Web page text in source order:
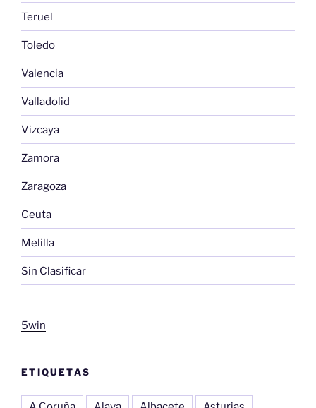
Teruel
Toledo
Valencia
Valladolid
Vizcaya
Zamora
Zaragoza
Ceuta
Melilla
Sin Clasificar
5win
ETIQUETAS